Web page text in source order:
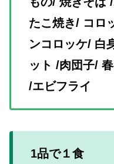
たこ焼き/ コロ
ンコロッケ/ 白
ット /肉団子/
/エビフライ
1品で１食